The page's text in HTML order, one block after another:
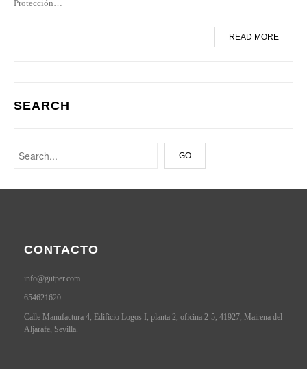
Protección…
READ MORE
SEARCH
CONTACTO
info@gutper.com
654621620
Calle Manufactura 4, Edificio Logos I, planta 2, oficina 2-5, 41927, Mairena del
Aljarafe, Sevilla.